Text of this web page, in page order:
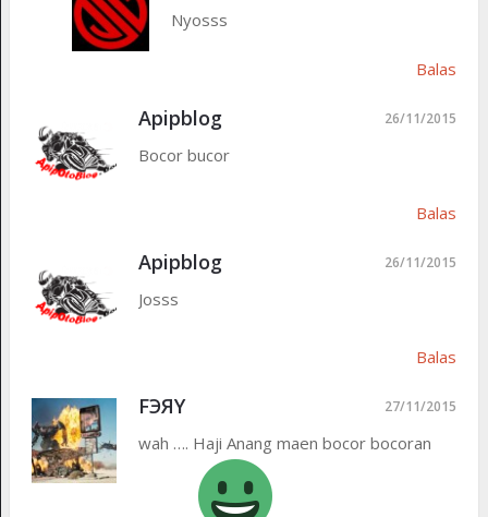
Nyosss
Balas
Apipblog 26/11/2015
Bocor bucor
Balas
Apipblog 26/11/2015
Josss
Balas
FЭЯY 27/11/2015
wah …. Haji Anang maen bocor bocoran